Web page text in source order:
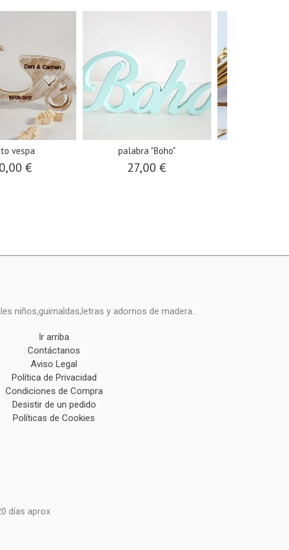
vespa
€
palabra "Boho"
27,00 €
niños,guirnaldas,letras y adornos de madera..
Ir arriba
Contáctanos
Aviso Legal
Política de Privacidad
Condiciones de Compra
Desistir de un pedido
Políticas de Cookies
días aprox